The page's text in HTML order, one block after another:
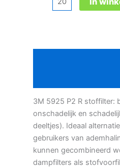
R
3M 5925 P2 R stoffilter:
onschadelijk en
deeltjes). Ideaal
gebruikers van
kunnen gecombineerd
dampfilters als